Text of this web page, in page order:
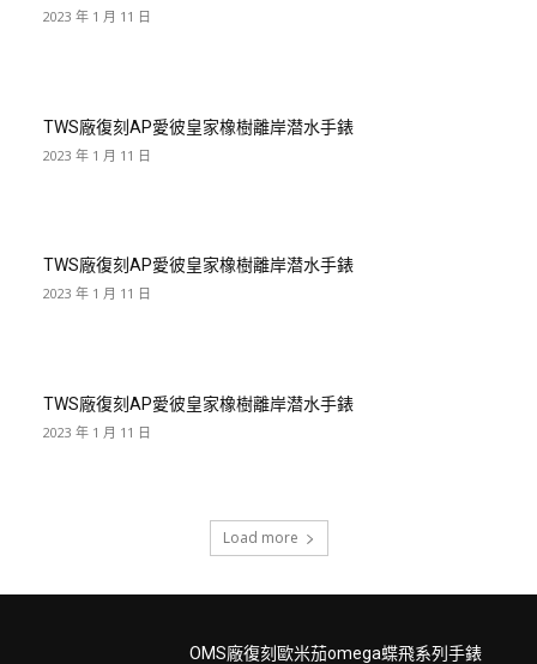
2023 年 1 月 11 日
TWS廠復刻AP愛彼皇家橡樹離岸潜水手錶
2023 年 1 月 11 日
TWS廠復刻AP愛彼皇家橡樹離岸潜水手錶
2023 年 1 月 11 日
TWS廠復刻AP愛彼皇家橡樹離岸潜水手錶
2023 年 1 月 11 日
Load more
OMS廠復刻歐米茄omega蝶飛系列手錶